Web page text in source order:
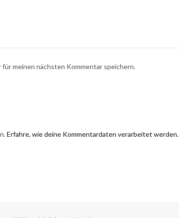
meinen nächsten Kommentar speichern.
Erfahre, wie deine Kommentardaten verarbeitet werden.